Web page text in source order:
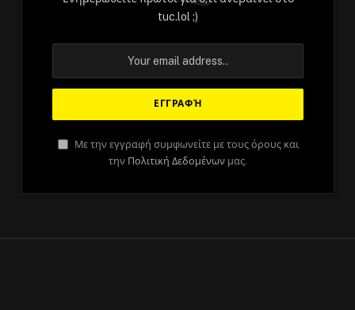
tuc.lol ;)
Με την εγγραφή συμφωνείτε με τους όρους και
την Πολιτική Δεδομένων μας.
Στο μεταξύ, το The Bachelor γίνεται